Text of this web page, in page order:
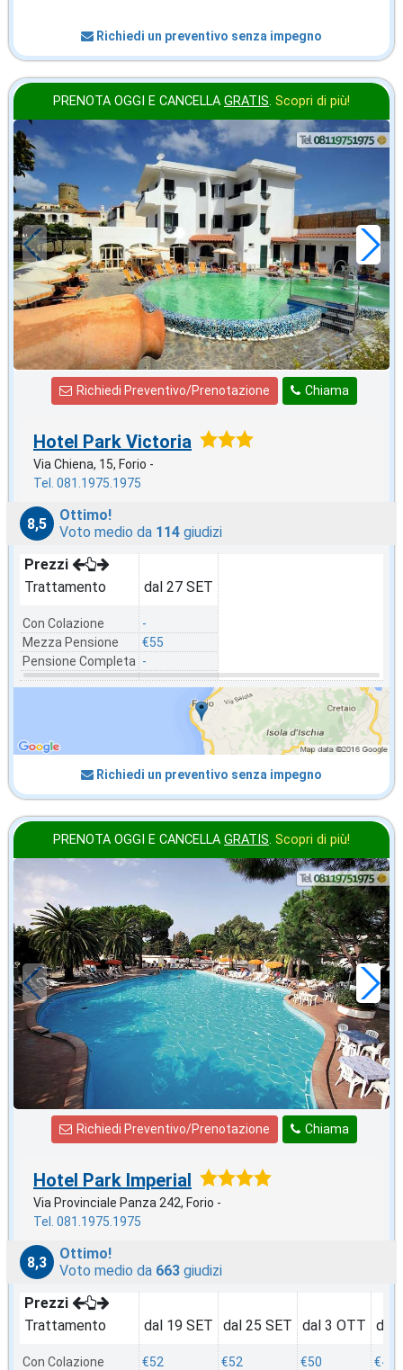
Richiedi un preventivo senza impegno
PRENOTA OGGI E CANCELLA GRATIS. Scopri di più!
ottobre
in offerta da
€55,00
a notte
Chiama
Richiedi Preventivo/Prenotazione
Hotel Park Victoria
Via Chiena, 15, Forio -
Tel. 081.1975.1975
8,5
Ottimo!
Voto medio da 114 giudizi
Prezzi
Trattamento
Con Colazione
Mezza Pensione
Pensione Completa
dal 27 SET
-
€55
-
Richiedi un preventivo senza impegno
PRENOTA OGGI E CANCELLA GRATIS. Scopri di più!
ottobre
in offerta da
€45,00
a notte
Chiama
Richiedi Preventivo/Prenotazione
Hotel Park Imperial
Via Provinciale Panza 242, Forio -
Tel. 081.1975.1975
8,3
Ottimo!
Voto medio da 663 giudizi
Prezzi
Trattamento
Con Colazione
dal 19 SET
€52
dal 25 SET
€52
dal 3 OTT
€50
dal
€45